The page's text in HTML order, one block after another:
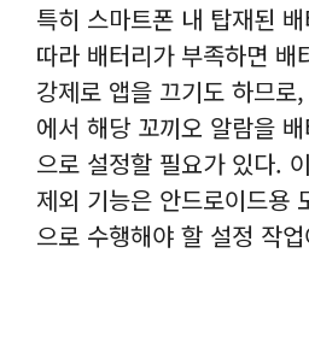
특히 스마트폰 내 탑재된
따라 배터리가 부족하면 배
강제로 앱을 끄기도 하므로
에서 해당 꼬끼오 알람을
으로 설정할 필요가 있다.
제외 기능은 안드로이드용
으로 수행해야 할 설정 작